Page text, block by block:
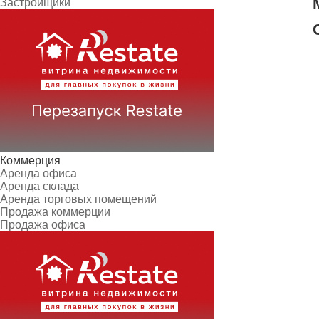
Застройщики
Коммерция
Аренда офиса
Аренда склада
Аренда торговых помещений
Продажа коммерции
Продажа офиса